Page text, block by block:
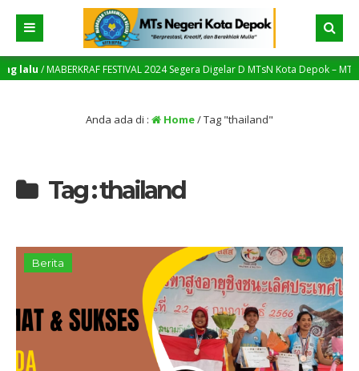
lalu/ MABERKRAF FESTIVAL 2024 Segera Digelar D MTsN Kota Depok –
Anda ada di : Home/Tag "thailand"
Tag : thailand
Berita